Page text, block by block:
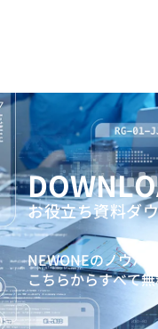
お役立ち資料ダ
NEWONEのノウハ
こちらからすべて